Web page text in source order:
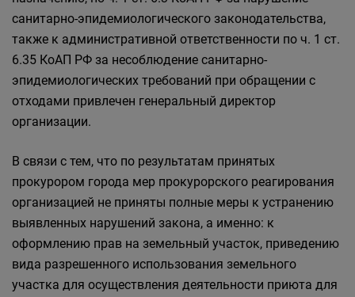
санитарно-эпидемиологического законодательства,
также к административной ответственности по ч. 1 ст.
6.35 КоАП РФ за несоблюдение санитарно-
эпидемиологических требований при обращении с
отходами привлечен генеральный директор
организации.
В связи с тем, что по результатам принятых
прокурором города мер прокурорского реагирования
организацией не приняты полные меры к устранению
выявленных нарушений закона, а именно: к
оформлению прав на земельный участок, приведению
вида разрешенного использования земельного
участка для осуществления деятельности приюта для